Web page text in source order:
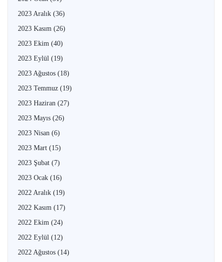
2023 Aralık (36)
2023 Kasım (26)
2023 Ekim (40)
2023 Eylül (19)
2023 Ağustos (18)
2023 Temmuz (19)
2023 Haziran (27)
2023 Mayıs (26)
2023 Nisan (6)
2023 Mart (15)
2023 Şubat (7)
2023 Ocak (16)
2022 Aralık (19)
2022 Kasım (17)
2022 Ekim (24)
2022 Eylül (12)
2022 Ağustos (14)